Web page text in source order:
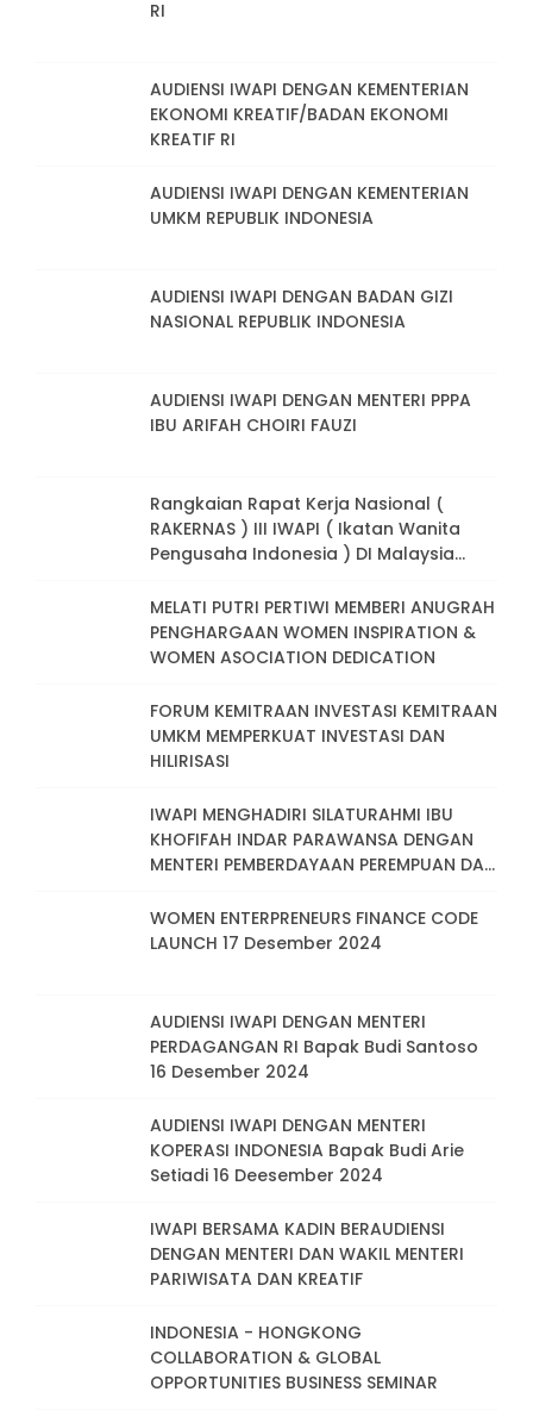
RI
AUDIENSI IWAPI DENGAN KEMENTERIAN
EKONOMI KREATIF/BADAN EKONOMI
KREATIF RI
AUDIENSI IWAPI DENGAN KEMENTERIAN
UMKM REPUBLIK INDONESIA
AUDIENSI IWAPI DENGAN BADAN GIZI
NASIONAL REPUBLIK INDONESIA
AUDIENSI IWAPI DENGAN MENTERI PPPA
IBU ARIFAH CHOIRI FAUZI
Rangkaian Rapat Kerja Nasional (
RAKERNAS ) III IWAPI ( Ikatan Wanita
Pengusaha Indonesia ) DI Malaysia
Perempuan Pengusaha Dalam
Pembangunan Berkelanjutan Menuju
Indonesia Emas
MELATI PUTRI PERTIWI MEMBERI ANUGRAH
PENGHARGAAN WOMEN INSPIRATION &
WOMEN ASOCIATION DEDICATION
FORUM KEMITRAAN INVESTASI KEMITRAAN
UMKM MEMPERKUAT INVESTASI DAN
HILIRISASI
IWAPI MENGHADIRI SILATURAHMI IBU
KHOFIFAH INDAR PARAWANSA DENGAN
MENTERI PEMBERDAYAAN PEREMPUAN DAN
FAUZI
WOMEN ENTERPRENEURS FINANCE CODE
LAUNCH 17 Desember 2024
AUDIENSI IWAPI DENGAN MENTERI
PERDAGANGAN RI Bapak Budi Santoso
16 Desember 2024
AUDIENSI IWAPI DENGAN MENTERI
KOPERASI INDONESIA Bapak Budi Arie
Setiadi 16 Deesember 2024
IWAPI BERSAMA KADIN BERAUDIENSI
DENGAN MENTERI DAN WAKIL MENTERI
PARIWISATA DAN KREATIF
INDONESIA - HONGKONG
COLLABORATION & GLOBAL
OPPORTUNITIES BUSINESS SEMINAR